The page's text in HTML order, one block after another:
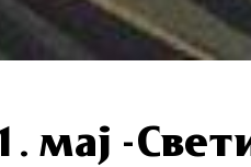
мај -